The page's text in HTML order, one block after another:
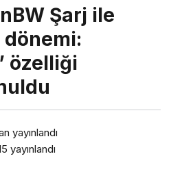
Şarj ile
özelliği
yayınlandı
yayınlandı